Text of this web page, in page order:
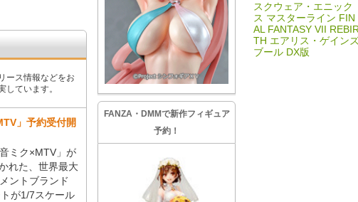
スクウェア・エニック
ス マスターライン FIN
AL FANTASY VII
TH エアリス・ゲイン
ブール DX版
ース情報などをお
ています。
」予約受付開
ミク×MTV」が
れた、世界最大
ントブランド
が1/7スケール
FANZA・DMMで新作フィギュア
予約！